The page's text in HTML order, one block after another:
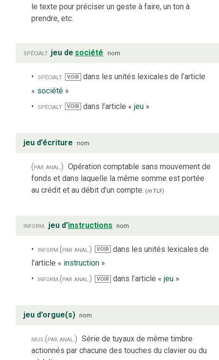
le texte pour préciser un geste à faire, un ton à
prendre, etc.
spécialt jeu de société nom
spécialt VOIR dans les unités lexicales de l’article
« société »
spécialt
VOIR dans l’article « jeu»
jeu d’écriture nom
(par anal.) Opération comptable sans mouvement de
fonds et dans laquelle la même somme est portée
au crédit et au débit d’un compte. (inTLF)
inform. jeu d'instructions nom
inform. (par anal.) VOIR
dans les unités lexicales de
l’article « instruction »
inform.(par anal.) VOIR dans l’article « jeu»
jeu d’orgue(s) nom
mus.(par anal.) Série de tuyaux de même timbre
actionnés par chacune des touches du clavier ou du